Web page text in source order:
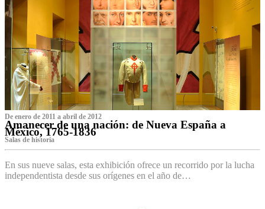
De enero de 2011 a abril de 2012
Amanecer de una nación: de Nueva España a
México, 1765-1836
Salas de historia
En sus nueve salas, esta exhibición ofrece un recorrido por la lucha
independentista desde sus orígenes en el año de…